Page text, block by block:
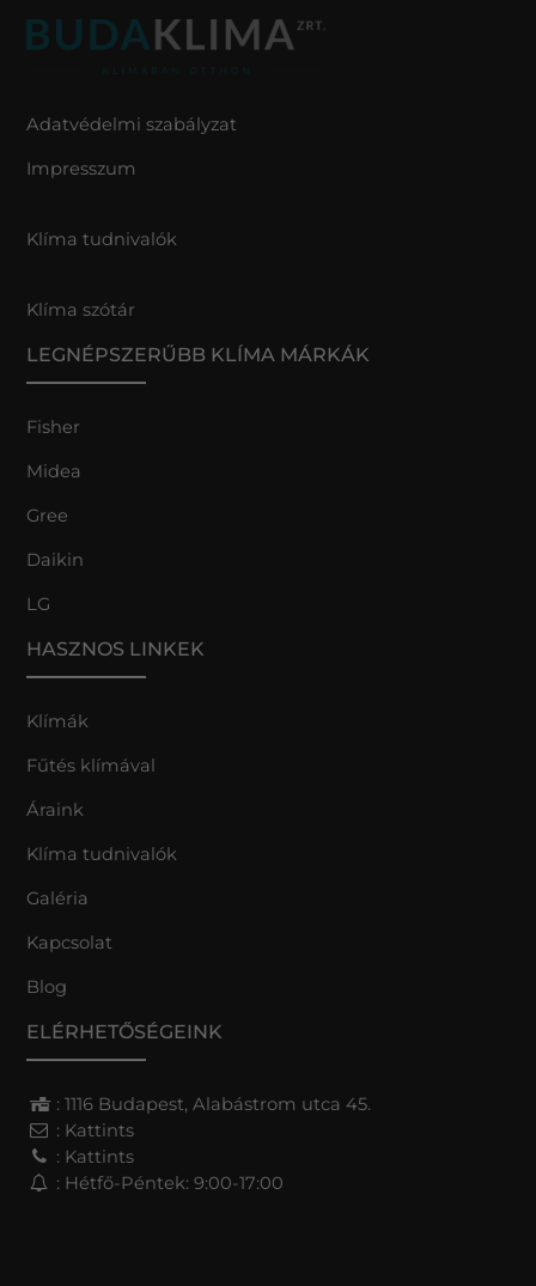
Adatvédelmi szabályzat
Impresszum
Klíma tudnivalók
Klíma szótár
LEGNÉPSZERŰBB KLÍMA MÁRKÁK
Fisher
Midea
Gree
Daikin
LG
HASZNOS LINKEK
Klímák
Fűtés klímával
Áraink
Klíma tudnivalók
Galéria
Kapcsolat
Blog
ELÉRHETŐSÉGEINK
: 1116 Budapest, Alabástrom utca 45.
: Kattints
: Kattints
: Hétfő-Péntek: 9:00-17:00